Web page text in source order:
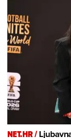
NET.HR /